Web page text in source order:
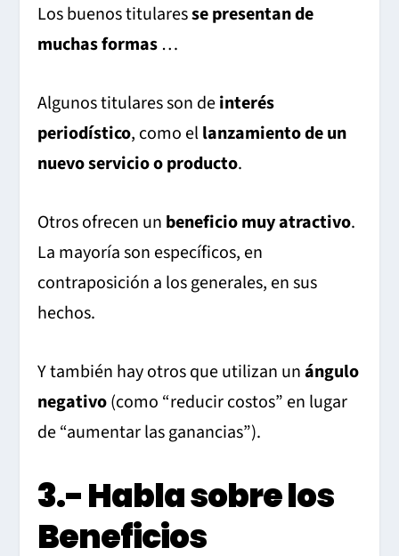
Los buenos titularesse presentan de
muchas formas …
Algunos titulares son deinterés
periodístico, como ellanzamiento de un
nuevo servicio o producto.
Otros ofrecen un beneficio muy atractivo.
La mayoría son específicos, en
contraposición a los generales, en sus
hechos.
Y también hay otros que utilizan unángulo
negativo(como “reducir costos” en lugar
de “aumentar las ganancias”).
3.- Habla sobre los
Beneficios